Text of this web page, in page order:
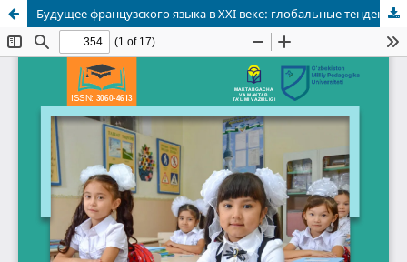
Будущее французского языка в XXI веке: глобальные тенденции, вызовы и перспективы